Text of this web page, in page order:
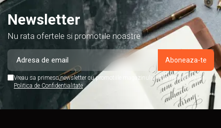
Newsletter
Nu rata ofertele si promotiile noastre
Vreau sa primesc newsletter cu promotiile magazinului. Afla mai multe in
Politica de Confidentialitate